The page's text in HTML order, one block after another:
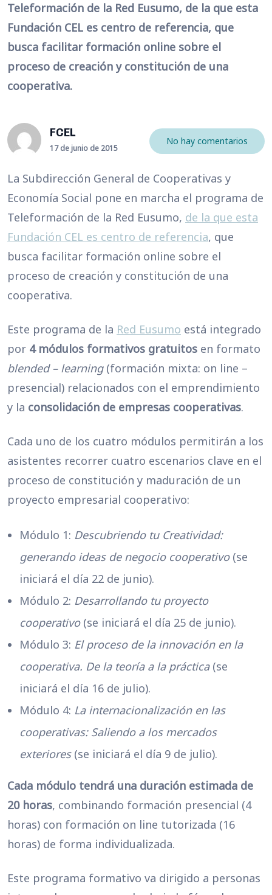
Teleformación de la Red Eusumo, de la que esta
Fundación CEL es centro de referencia, que
busca facilitar formación online sobre el
proceso de creación y constitución de una
cooperativa.
FCEL
17 de junio de 2015
No hay comentarios
La Subdirección General de Cooperativas y
Economía Social pone en marcha el programa de
Teleformación de la Red Eusumo, de la que esta
Fundación CEL es centro de referencia, que
busca facilitar formación online sobre el
proceso de creación y constitución de una
cooperativa.
Este programa de la Red Eusumo está integrado
por 4 módulos formativos gratuitos en formato
blended – learning(formación mixta: on line –
presencial) relacionados con el emprendimiento
y la consolidación de empresas cooperativas.
Cada uno de los cuatro módulos permitirán a los
asistentes recorrer cuatro escenarios clave en el
proceso de constitución y maduración de un
proyecto empresarial cooperativo:
Módulo 1: Descubriendo tu Creatividad:
generando ideas de negocio cooperativo(se
iniciará el día 22 de junio).
Módulo 2: Desarrollando tu proyecto
cooperativo(se iniciará el día 25 de junio).
Módulo 3: El proceso de la innovación en la
cooperativa. De la teoría a la práctica(se
iniciará el día 16 de julio).
Módulo 4: La internacionalización en las
cooperativas: Saliendo a los mercados
exteriores(se iniciará el día 9 de julio).
Cada módulo tendrá una duración estimada de
20 horas, combinando formación presencial (4
horas) con formación on line tutorizada (16
horas) de forma individualizada.
Este programa formativo va dirigido a personas